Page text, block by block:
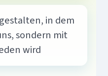
in dem
sondern mit
wird